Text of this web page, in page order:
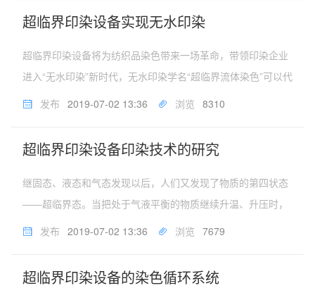
高性能特殊纤维的上色...
超临界印染设备实现无水印染
超临界印染设备将为纺织品染色带来一场革命，带领印染企业
进入“无水印染”新时代，无水印染学名“超临界流体染色”可以代
替水作为染色介质对织物染色，染色完成后剩余染料和二氧化
艺，100米布染色要...
发布 2019-07-02 13:36 浏览 8310
超临界印染设备印染技术的研究
继固态、液态和气态发现以后，人们又发现了物质的第四状态
——超临界态。当把处于气液平衡的物质继续升温、升压时，
热膨胀引起液体密度的减小，而压力的升高又使气相密度变
一个均相体系，这一点就是该...
发布 2019-07-02 13:36 浏览 7679
超临界印染设备的染色循环系统